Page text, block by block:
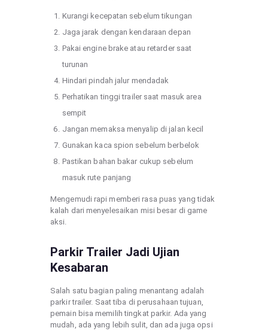
Kurangi kecepatan sebelum tikungan
Jaga jarak dengan kendaraan depan
Pakai engine brake atau retarder saat
turunan
Hindari pindah jalur mendadak
Perhatikan tinggi trailer saat masuk area
sempit
Jangan memaksa menyalip di jalan kecil
Gunakan kaca spion sebelum berbelok
Pastikan bahan bakar cukup sebelum
masuk rute panjang
Mengemudi rapi memberi rasa puas yang tidak
kalah dari menyelesaikan misi besar di game
aksi.
Parkir Trailer Jadi Ujian
Kesabaran
Salah satu bagian paling menantang adalah
parkir trailer. Saat tiba di perusahaan tujuan,
pemain bisa memilih tingkat parkir. Ada yang
mudah, ada yang lebih sulit, dan ada juga opsi